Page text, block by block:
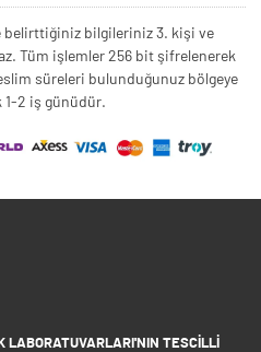
belirttiğiniz bilgileriniz 3. kişi ve
Tüm işlemler 256 bit şifrelenerek
süreleri bulunduğunuz bölgeye
1-2 iş günüdür.
LABORATUVARLARI'NIN TESCILLI